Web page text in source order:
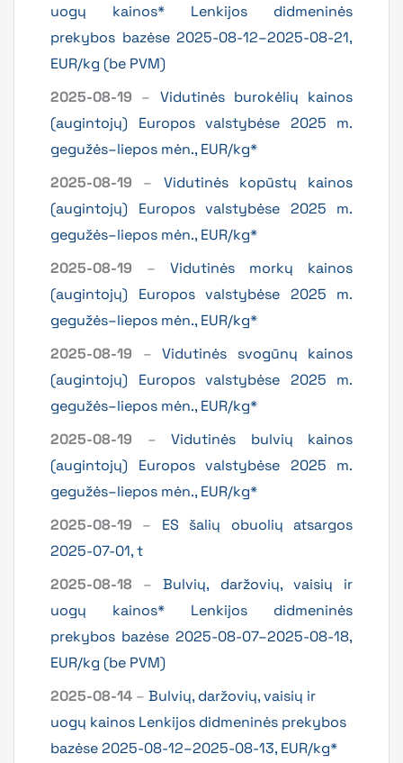
uogų kainos* Lenkijos didmeninės
prekybos bazėse 2025-08-12–2025-08-21,
EUR/kg (be PVM)
2025-08-19 – Vidutinės burokėlių kainos
(augintojų) Europos valstybėse 2025 m.
gegužės–liepos mėn., EUR/kg*
2025-08-19 – Vidutinės kopūstų kainos
(augintojų) Europos valstybėse 2025 m.
gegužės–liepos mėn., EUR/kg*
2025-08-19 – Vidutinės morkų kainos
(augintojų) Europos valstybėse 2025 m.
gegužės–liepos mėn., EUR/kg*
2025-08-19 – Vidutinės svogūnų kainos
(augintojų) Europos valstybėse 2025 m.
gegužės–liepos mėn., EUR/kg*
2025-08-19 – Vidutinės bulvių kainos
(augintojų) Europos valstybėse 2025 m.
gegužės–liepos mėn., EUR/kg*
2025-08-19 – ES šalių obuolių atsargos
2025-07-01, t
2025-08-18 –Bulvių, daržovių, vaisių ir
uogų kainos* Lenkijos didmeninės
prekybos bazėse 2025-08-07–2025-08-18,
EUR/kg (be PVM)
2025-08-14 – Bulvių, daržovių, vaisių ir
uogų kainos Lenkijos didmeninės prekybos
bazėse 2025-08-12–2025-08-13, EUR/kg*